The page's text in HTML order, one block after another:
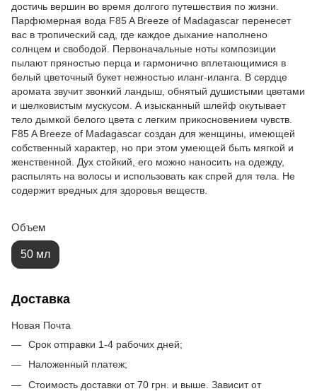
достичь вершин во время долгого путешествия по жизни.
Парфюмерная вода F85 A Breeze of Madagascar перенесет
вас в тропический сад, где каждое дыхание наполнено
солнцем и свободой. Первоначальные ноты композиции
пылают пряностью перца и гармонично вплетающимися в
белый цветочный букет нежностью иланг-иланга. В сердце
аромата звучит звонкий ландыш, обнятый душистыми цветами
и шелковистым мускусом. А изысканный шлейф окутывает
тело дымкой белого цвета с легким прикосновением чувств.
F85 A Breeze of Madagascar создан для женщины, имеющей
собственный характер, но при этом умеющей быть мягкой и
женственной. Дух стойкий, его можно наносить на одежду,
распылять на волосы и использовать как спрей для тела. Не
содержит вредных для здоровья веществ.
Объем
50 мл
Доставка
Новая Почта
Срок отправки 1-4 рабочих дней;
Наложенный платеж;
Стоимость доставки от 70 грн. и выше. Зависит от